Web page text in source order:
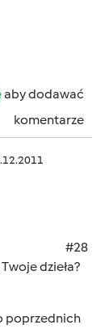
aby dodawać
komentarze
#28
dzieła?
poprzednich